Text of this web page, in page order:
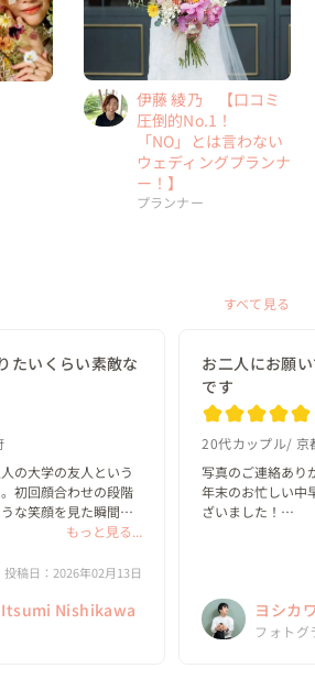
伊藤 綾乃 【口コミ
圧倒的No.1！
「NO」とは言わない
ウェディングプランナ
ー！】
プランナー
すべて見る
たいくらい素敵な
の大学の友人という
初回顔合わせの段階
な笑顔を見た瞬間
よう。」と即決でき
もっと見る...
投稿日：2026年02月13日
Itsumi Nishikawa
お二人にお願
です
20代カップル 京
写真のご連絡あり
年末のお忙しい中
ざいました！
ヨシカ
フォトグ